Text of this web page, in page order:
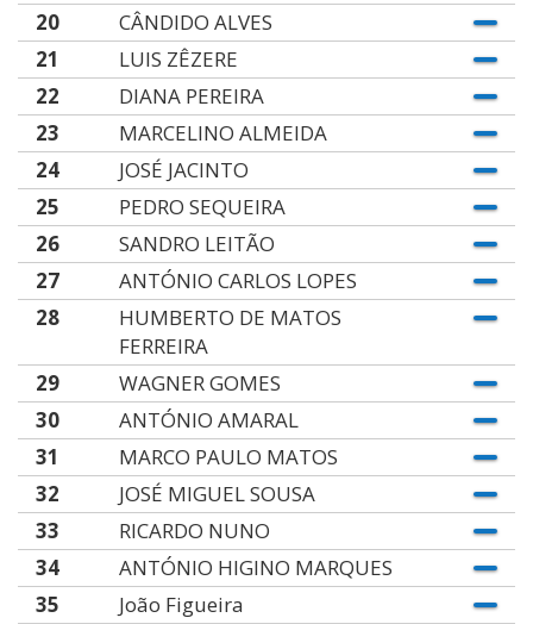
20
CÂNDIDO ALVES
21
LUIS ZÊZERE
22
DIANA PEREIRA
23
MARCELINO ALMEIDA
24
JOSÉ JACINTO
25
PEDRO SEQUEIRA
26
SANDRO LEITÃO
27
ANTÓNIO CARLOS LOPES
28
HUMBERTO DE MATOS
FERREIRA
29
WAGNER GOMES
30
ANTÓNIO AMARAL
31
MARCO PAULO MATOS
32
JOSÉ MIGUEL SOUSA
33
RICARDO NUNO
34
ANTÓNIO HIGINO MARQUES
35
João Figueira